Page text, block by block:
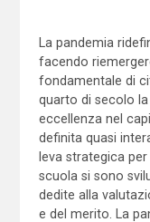
La pandemia
facendo
fondamentale di
quarto di secolo
eccellenza nel
definita quasi
leva strategica
scuola si sono
dedite alla
e del merito. La